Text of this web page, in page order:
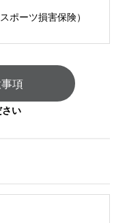
ポーツ損害保険）
項
い